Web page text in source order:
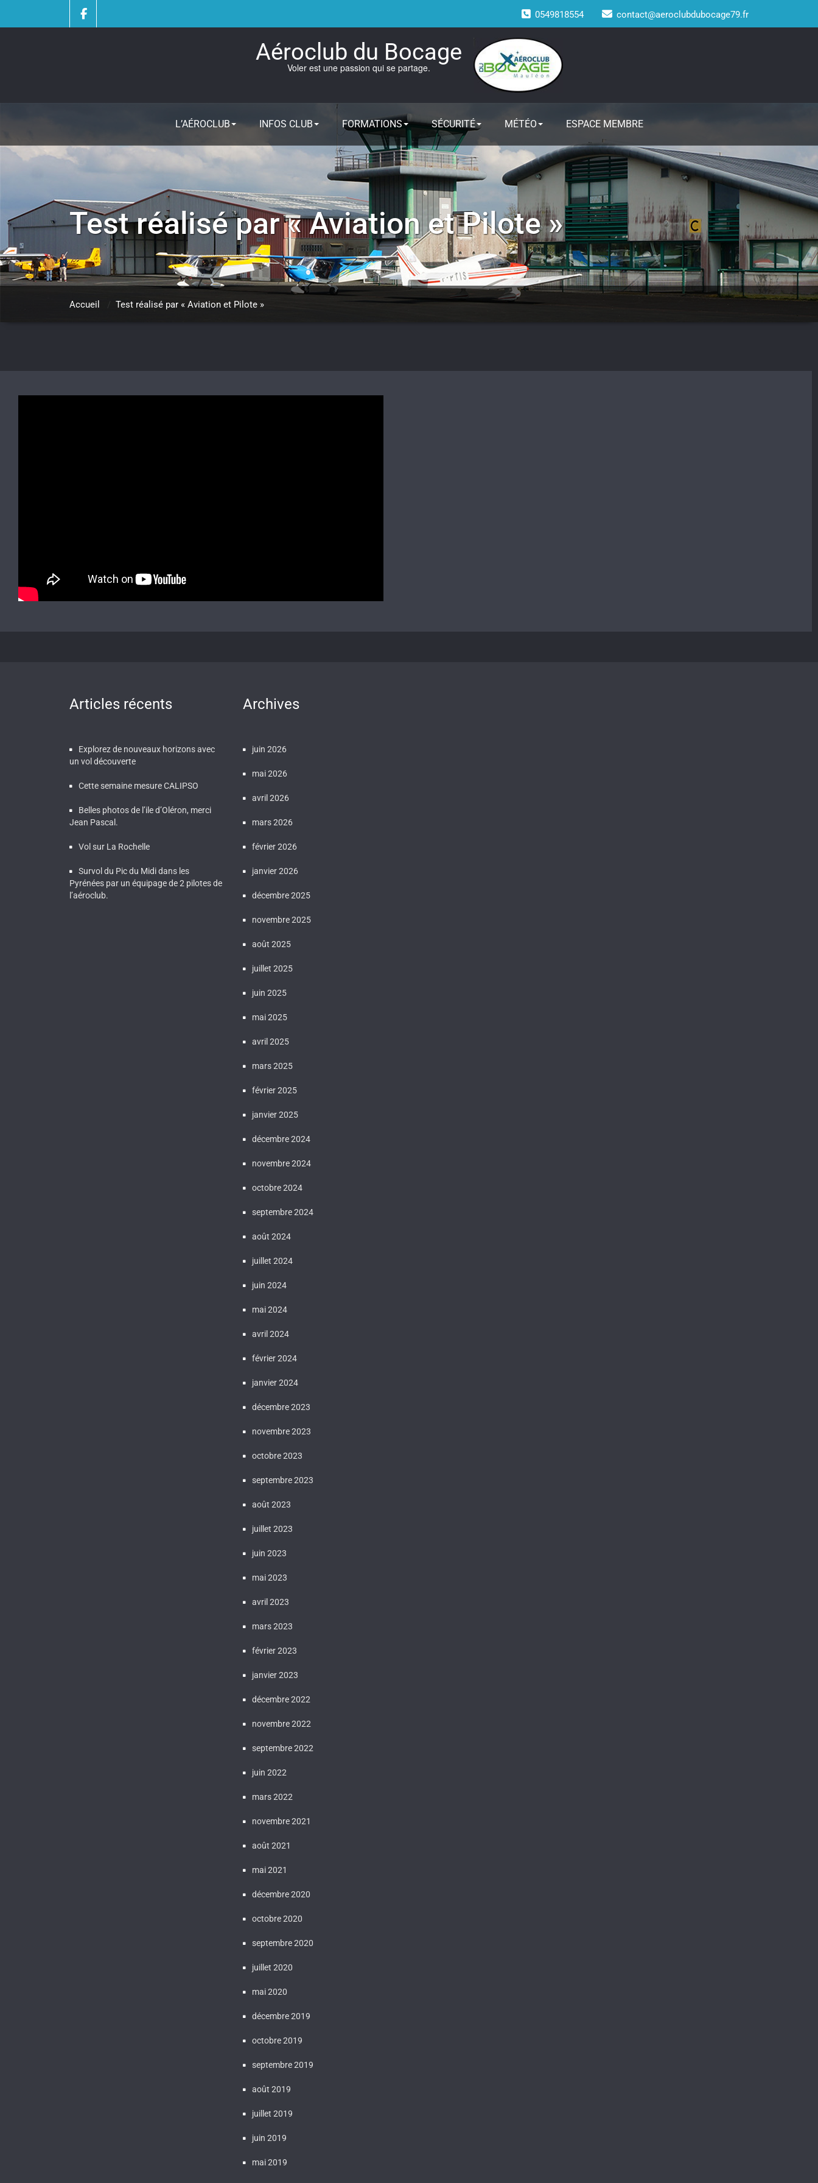
content
0549818554 contact@aeroclubdubocage79.fr
Aéroclub du Bocage
Voler est une passion qui se partage.
L’AÉROCLUB INFOS CLUB FORMATIONS SÉCURITÉ MÉTÉO ESPACE MEMBRE
Test réalisé par « Aviation et Pilote »
Accueil Test réalisé par « Aviation et Pilote »
Articles récents
Explorez de nouveaux horizons avec
un vol découverte
Cette semaine mesure CALIPSO
Belles photos de l’ile d’Oléron, merci
Jean Pascal.
Vol sur La Rochelle
Survol du Pic du Midi dans les
Pyrénées par un équipage de 2 pilotes de
l’aéroclub.
Archives
juin 2026
mai 2026
avril 2026
mars 2026
février 2026
janvier 2026
décembre 2025
novembre 2025
août 2025
juillet 2025
juin 2025
mai 2025
avril 2025
mars 2025
février 2025
janvier 2025
décembre 2024
novembre 2024
octobre 2024
septembre 2024
août 2024
juillet 2024
juin 2024
mai 2024
avril 2024
février 2024
janvier 2024
décembre 2023
novembre 2023
octobre 2023
septembre 2023
août 2023
juillet 2023
juin 2023
mai 2023
avril 2023
mars 2023
février 2023
janvier 2023
décembre 2022
novembre 2022
septembre 2022
juin 2022
mars 2022
novembre 2021
août 2021
mai 2021
décembre 2020
octobre 2020
septembre 2020
juillet 2020
mai 2020
décembre 2019
octobre 2019
septembre 2019
août 2019
juillet 2019
juin 2019
mai 2019